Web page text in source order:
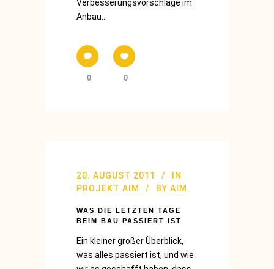
Verbesserungsvorschläge im
Anbau...
0 0
20. AUGUST 2011
IN
PROJEKT AIM
BY AIM.
WAS DIE LETZTEN TAGE
BEIM BAU PASSIERT IST
Ein kleiner großer Überblick,
was alles passiert ist, und wie